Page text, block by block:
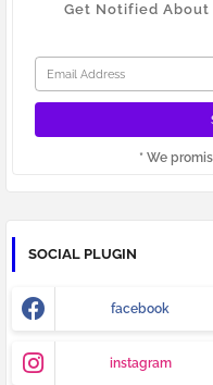
Get Notified
* We
SOCIAL PLUGIN
facebook
instagram